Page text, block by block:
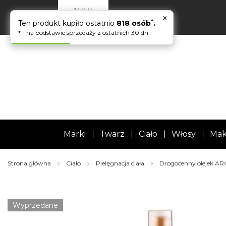
Marki Twarz Ciało Włosy
Strona główna Ciało Pielęgnacja ciała Drogocenny olejek
the
end
Wyprzedane
×
Ten produkt kupiło ostatnio 818 osób*.
* - na podstawie sprzedaży z ostatnich 30 dni